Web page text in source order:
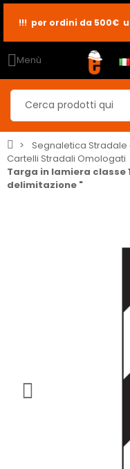
Menù
Segnaletica Stradale
Cartelli Stradali Omologati
Targa in lamiera classe
delimitazione "